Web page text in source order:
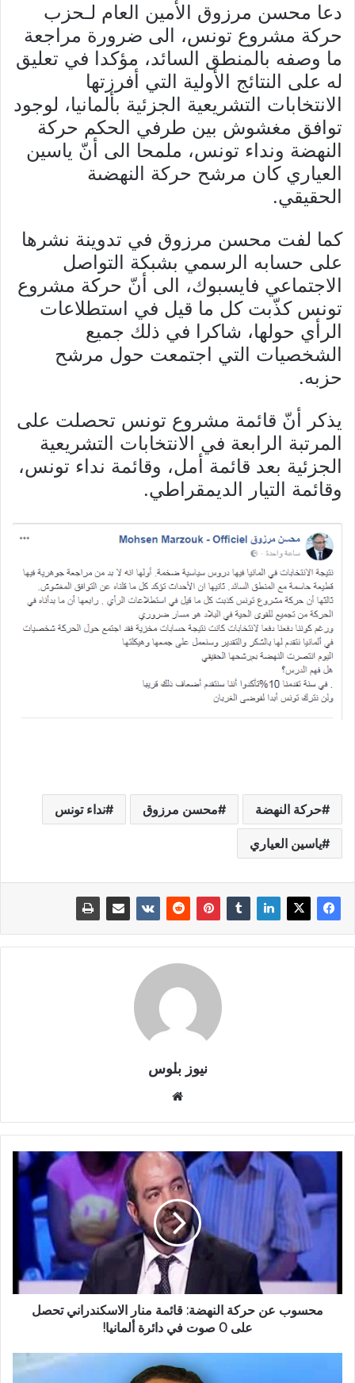
دعا محسن مرزوق الأمين العام لـحزب
حركة مشروع تونس، الى ضرورة مراجعة
ما وصفه بالمنطق السائد، مؤكدا في تعليق
له على النتائج الأولية التي أفرزتها
الانتخابات التشريعية الجزئية بألمانيا، لوجود
توافق مغشوش بين طرفي الحكم حركة
النهضة ونداء تونس، ملمحا الى أنّ ياسين
العياري كان مرشح حركة النهضىة
الحقيقي.
كما لفت محسن مرزوق في تدوينة نشرها
على حسابه الرسمي بشبكة التواصل
الاجتماعي فايسبوك، الى أنّ حركة مشروع
تونس كذّبت كل ما قيل في استطلاعات
الرأي حولها، شاكرا في ذلك جميع
الشخصيات التي اجتمعت حول مرشح
حزبه.
يذكر أنّ قائمة مشروع تونس تحصلت على
المرتبة الرابعة في الانتخابات التشريعية
الجزئية بعد قائمة أمل، وقائمة نداء تونس،
وقائمة التيار الديمقراطي.
حركة النهضة محسن مرزوق نداء تونس
ياسين العياري
نيوز بلوس
محسوب عن حركة النهضة: قائمة منار الاسكندراني تحصل
على 0 صوت في دائرة ألمانيا!